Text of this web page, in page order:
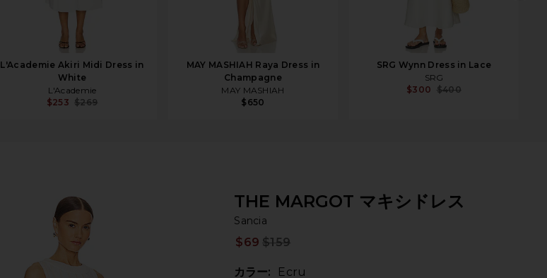
L'Academie Akiri Midi Dress in
White
L'Academie
$253 $269
MAY MASHIAH Raya Dress in
Champagne
MAY MASHIAH
$650
SRG Wynn Dress in Lace
SRG
$300 $400
THE MARGOT マキシドレス
Sancia
$69 $159
カラー: Ecru